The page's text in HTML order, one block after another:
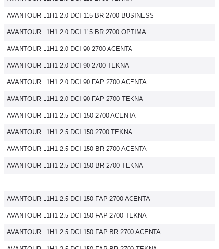
Forum
Marques
AVANTOUR L1H1 2.0 DCI 115 BR 2700 BUSINESS
AVANTOUR L1H1 2.0 DCI 115 BR 2700 OPTIMA
AVANTOUR L1H1 2.0 DCI 90 2700 ACENTA
AVANTOUR L1H1 2.0 DCI 90 2700 TEKNA
AVANTOUR L1H1 2.0 DCI 90 FAP 2700 ACENTA
AVANTOUR L1H1 2.0 DCI 90 FAP 2700 TEKNA
AVANTOUR L1H1 2.5 DCI 150 2700 ACENTA
AVANTOUR L1H1 2.5 DCI 150 2700 TEKNA
AVANTOUR L1H1 2.5 DCI 150 BR 2700 ACENTA
AVANTOUR L1H1 2.5 DCI 150 BR 2700 TEKNA
AVANTOUR L1H1 2.5 DCI 150 FAP 2700 ACENTA
AVANTOUR L1H1 2.5 DCI 150 FAP 2700 TEKNA
AVANTOUR L1H1 2.5 DCI 150 FAP BR 2700 ACENTA